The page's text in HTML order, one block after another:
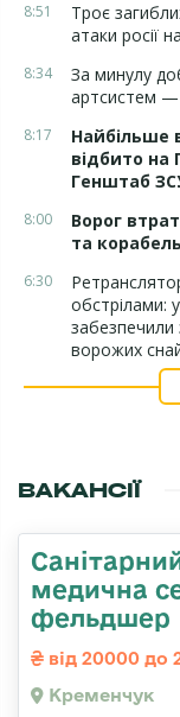
8:51
Троє
атаки росії
8:34
За минулу
артсистем
8:17
Найбільше
відбито
Генштаб
8:00
Ворог
та
6:30
обстрілами:
забезпечили
ворожих
ВАКАНСІЇ
медична
фельдшер
від 20000 до
Кременчук